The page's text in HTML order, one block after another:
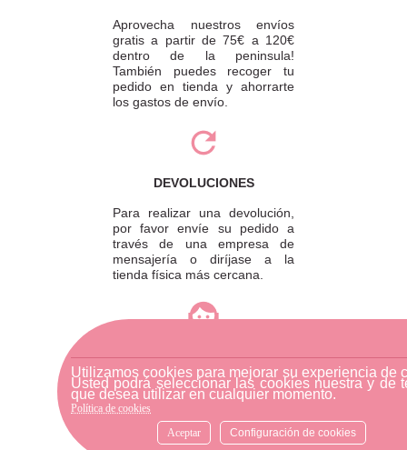
Utilizamos cookies para mejorar su experiencia de
Usted podrá seleccionar las cookies nuestra y de
que desea utilizar en cualquier momento.
Política de cookies
Aceptar
Configuración de cookies
Aprovecha nuestros envíos
gratis a partir de 75€ a 120€
dentro de la peninsula!
También puedes recoger tu
pedido en tienda y ahorrarte
los gastos de envío.
DEVOLUCIONES
Para realizar una devolución,
por favor envíe su pedido a
través de una empresa de
mensajería o diríjase a la
tienda física más cercana.
ATENCIÓN AL CLIENTE
Si necesitas ayuda, no dudes
en escribirnos por medio de
WhatsApp al número
633540808. Estamos aquí para
resolver tus dudas y ofrecerte